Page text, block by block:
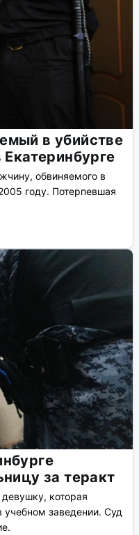
в убийстве
обвиняемого в
году. Потерпевшая
за теракт
которая
учебном заведении. Суд